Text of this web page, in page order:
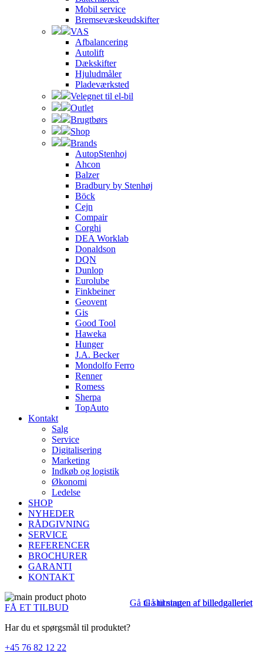
Mobil service
Bremsevæskeudskifter
VAS
Afbalancering
Autolift
Dækskifter
Hjuludmåler
Pladeværksted
Velegnet til el-bil
Outlet
Brugtbørs
Shop
Brands
AutopStenhoj
Ahcon
Balzer
Bradbury by Stenhøj
Böck
Cejn
Compair
Corghi
DEA Worklab
Donaldson
DQN
Dunlop
Eurolube
Finkbeiner
Geovent
Gis
Good Tool
Haweka
Hunger
J.A. Becker
Mondolfo Ferro
Renner
Romess
Sherpa
TopAuto
Kontakt
Salg
Service
Digitalisering
Marketing
Indkøb og logistik
Økonomi
Ledelse
SHOP
NYHEDER
RÅDGIVNING
SERVICE
REFERENCER
BROCHURER
GARANTI
KONTAKT
Gå til slutningen af billedgalleriet
FÅ ET TILBUD
Har du et spørgsmål til produktet?
+45 76 82 12 22
Gå til starten af billedgalleriet